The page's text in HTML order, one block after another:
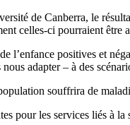
de Canberra, le
celles-ci pourraient être
l’enfance positives et
adapter – à des
souffrira de
pour les services liés à